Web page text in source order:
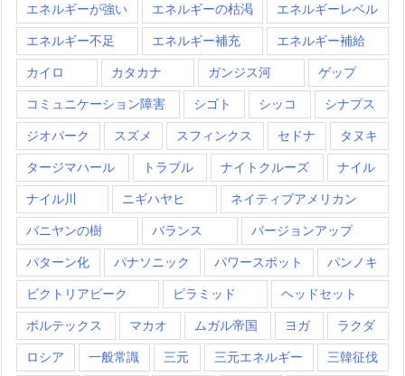
エネルギーが強い エネルギーの枯渇 エネルギーレベル
エネルギー不足 エネルギー補充 エネルギー補給
カイロ カタカナ ガンジス河 ゲップ
コミュニケーション障害 シゴト シッコ シナプス
ジオパーク スズメ スフィンクス セドナ タヌキ
タージマハール トラブル ナイトクルーズ ナイル
ナイル川 ニギハヤヒ ネイティブアメリカン
バニヤンの樹 バランス バージョンアップ
パターン化 パナソニック パワースポット パンノキ
ビクトリアピーク ピラミッド ヘッドセット
ボルテックス マカオ ムガル帝国 ヨガ ラクダ
ロシア 一般常識 三元 三元エネルギー 三韓征伐